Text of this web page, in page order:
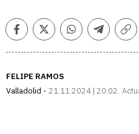
FacebookTwitterWhatsappTelegram
FELIPE RAMOS
Valladolid
21.11.2024 | 20:02